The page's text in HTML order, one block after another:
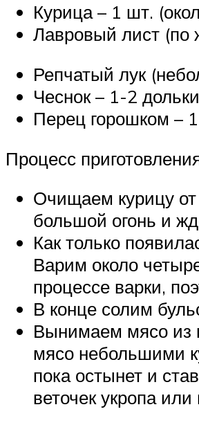
Курица – 1 шт.
Лавровый лист (по
Репчатый лук
Чеснок – 1-2
Перец горошком –
Процесс
Очищаем курицу
большой огонь и
Как только
Варим около
процессе варки,
В конце солим
Вынимаем мясо из
мясо небольшими
пока остынет и
веточек укропа